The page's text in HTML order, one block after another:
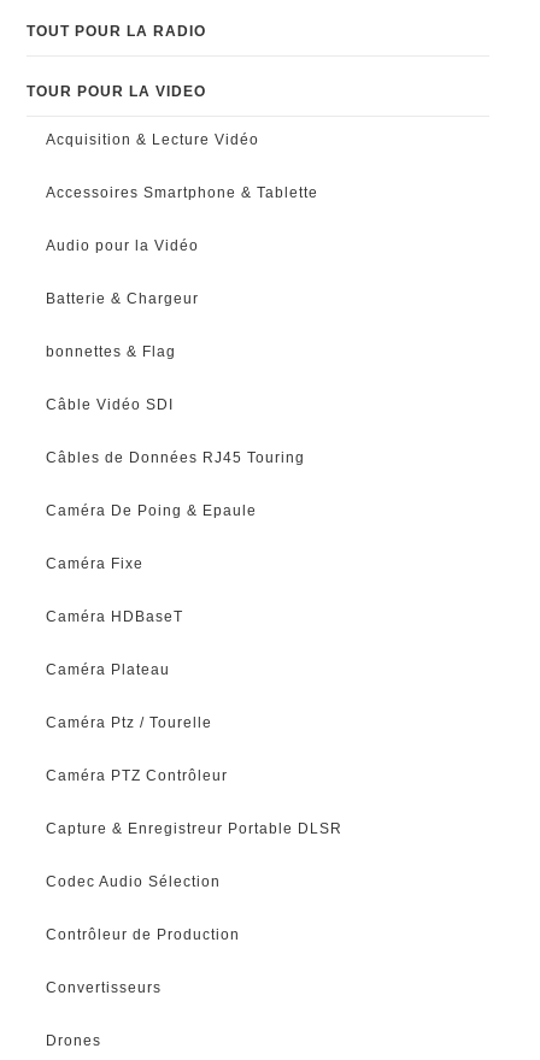
TOUT POUR LA RADIO
TOUR POUR LA VIDEO
Acquisition & Lecture Vidéo
Accessoires Smartphone & Tablette
Audio pour la Vidéo
Batterie & Chargeur
bonnettes & Flag
Câble Vidéo SDI
Câbles de Données RJ45 Touring
Caméra De Poing & Epaule
Caméra Fixe
Caméra HDBaseT
Caméra Plateau
Caméra Ptz / Tourelle
Caméra PTZ Contrôleur
Capture & Enregistreur Portable DLSR
Codec Audio Sélection
Contrôleur de Production
Convertisseurs
Drones